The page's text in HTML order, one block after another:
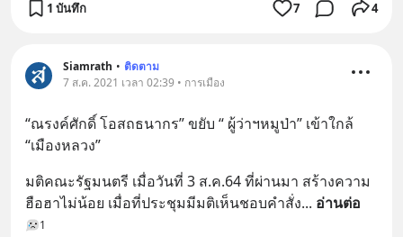
1 บันทึก 7 4
Siamrath • ติดตาม
7 ส.ค. 2021 เวลา 02:39 • การเมือง
“ณรงค์ศักดิ์ โอสถธนากร” ขยับ “ ผู้ว่าฯหมูป่า” เข้าใกล้
“เมืองหลวง”
มติคณะรัฐมนตรี เมื่อวันที่ 3 ส.ค.64 ที่ผ่านมา สร้างความ
ฮือฮาไม่น้อย เมื่อที่ประชุมมีมติเห็นชอบคำสั่ง... อ่านต่อ
1